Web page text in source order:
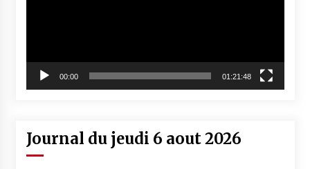
00:00 01:21:48
Journal du jeudi 6 aout 2026